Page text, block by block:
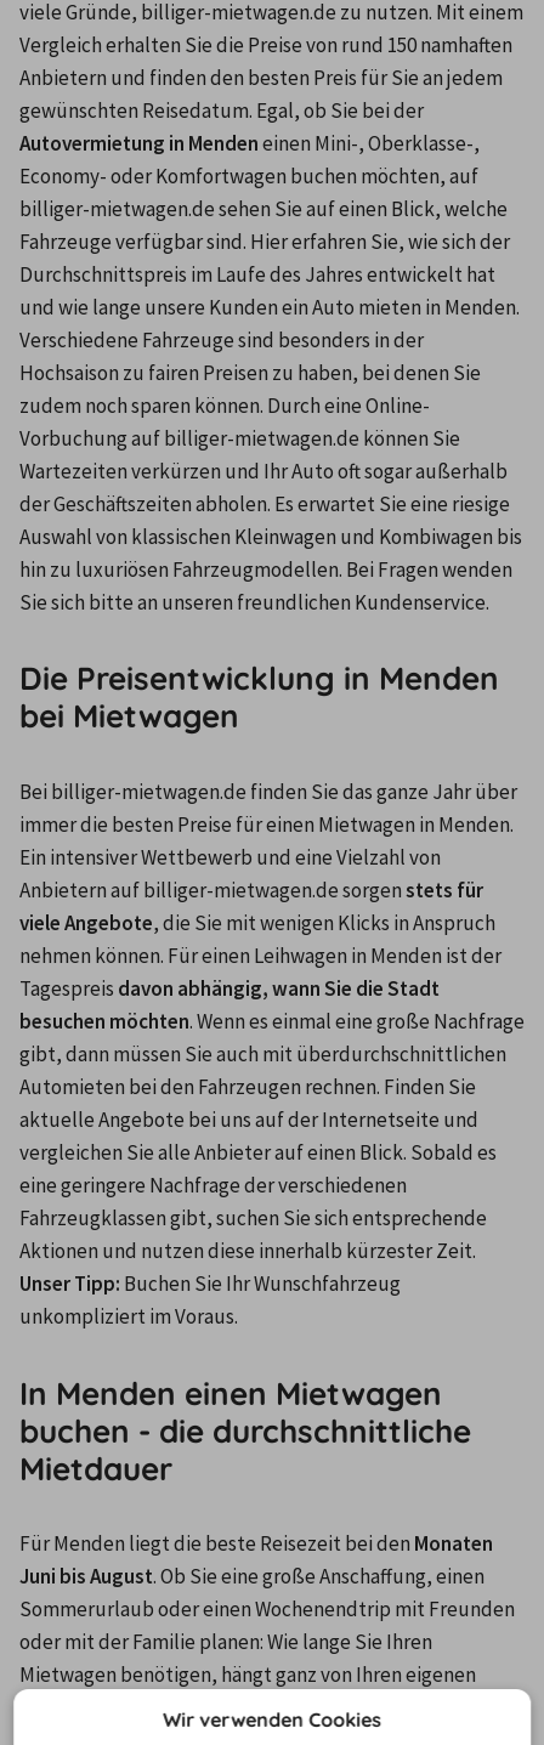
viele Gründe, billiger-mietwagen.de zu nutzen. Mit einem
Vergleich erhalten Sie die Preise von rund 150 namhaften
Anbietern und finden den besten Preis für Sie an jedem
gewünschten Reisedatum. Egal, ob Sie bei der
Autovermietung in Menden einen Mini-, Oberklasse-,
Economy- oder Komfortwagen buchen möchten, auf
billiger-mietwagen.de sehen Sie auf einen Blick, welche
Fahrzeuge verfügbar sind. Hier erfahren Sie, wie sich der
Durchschnittspreis im Laufe des Jahres entwickelt hat
und wie lange unsere Kunden ein Auto mieten in Menden.
Verschiedene Fahrzeuge sind besonders in der
Hochsaison zu fairen Preisen zu haben, bei denen Sie
zudem noch sparen können. Durch eine Online-
Vorbuchung auf billiger-mietwagen.de können Sie
Wartezeiten verkürzen und Ihr Auto oft sogar außerhalb
der Geschäftszeiten abholen. Es erwartet Sie eine riesige
Auswahl von klassischen Kleinwagen und Kombiwagen bis
hin zu luxuriösen Fahrzeugmodellen. Bei Fragen wenden
Sie sich bitte an unseren freundlichen Kundenservice.
Die Preisentwicklung in Menden
bei Mietwagen
Bei billiger-mietwagen.de finden Sie das ganze Jahr über
immer die besten Preise für einen Mietwagen in Menden.
Ein intensiver Wettbewerb und eine Vielzahl von
Anbietern auf billiger-mietwagen.de sorgen stets für
viele Angebote, die Sie mit wenigen Klicks in Anspruch
nehmen können. Für einen Leihwagen in Menden ist der
Tagespreis davon abhängig, wann Sie die Stadt
besuchen möchten. Wenn es einmal eine große Nachfrage
gibt, dann müssen Sie auch mit überdurchschnittlichen
Automieten bei den Fahrzeugen rechnen. Finden Sie
aktuelle Angebote bei uns auf der Internetseite und
vergleichen Sie alle Anbieter auf einen Blick. Sobald es
eine geringere Nachfrage der verschiedenen
Fahrzeugklassen gibt, suchen Sie sich entsprechende
Aktionen und nutzen diese innerhalb kürzester Zeit.
Unser Tipp: Buchen Sie Ihr Wunschfahrzeug
unkompliziert im Voraus.
In Menden einen Mietwagen
buchen - die durchschnittliche
Mietdauer
Für Menden liegt die beste Reisezeit bei den Monaten
Juni bis August. Ob Sie eine große Anschaffung, einen
Sommerurlaub oder einen Wochenendtrip mit Freunden
oder mit der Familie planen: Wie lange Sie Ihren
Mietwagen benötigen, hängt ganz von Ihren eigenen
Plänen ab. Deswegen lassen sich verschiedene
Wir verwenden Cookies